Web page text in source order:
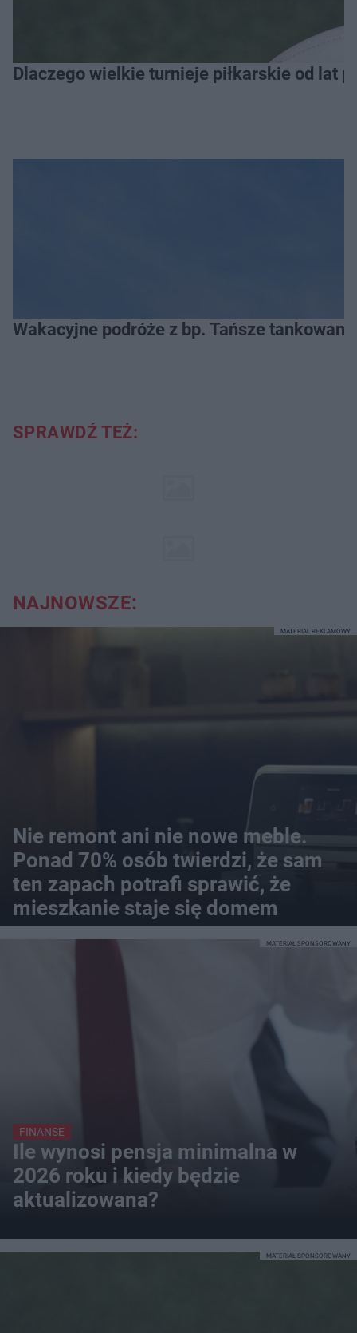
Dlaczego wielkie turnieje piłkarskie od lat
Wakacyjne podróże z bp. Tańsze
SPRAWDŹ TEŻ:
NAJNOWSZE:
Nie remont ani nie nowe meble.
Ponad 70% osób twierdzi, że sam
ten zapach potrafi sprawić, że
mieszkanie staje się domem
MATERIAŁ REKLAMOWY
FINANSE
Ile wynosi pensja minimalna w
2026 roku i kiedy będzie
aktualizowana?
MATERIAŁ SPONSOROWANY
MATERIAŁ SPONSOROWANY